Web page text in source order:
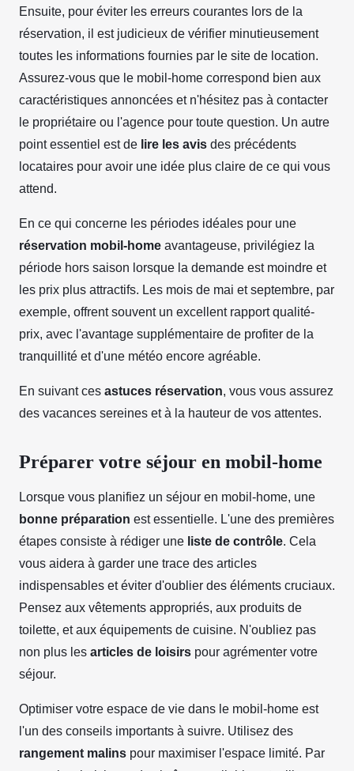
Ensuite, pour éviter les erreurs courantes lors de la
réservation, il est judicieux de vérifier minutieusement
toutes les informations fournies par le site de location.
Assurez-vous que le mobil-home correspond bien aux
caractéristiques annoncées et n'hésitez pas à contacter
le propriétaire ou l'agence pour toute question. Un autre
point essentiel est de lire les avis des précédents
locataires pour avoir une idée plus claire de ce qui vous
attend.
En ce qui concerne les périodes idéales pour une
réservation mobil-home avantageuse, privilégiez la
période hors saison lorsque la demande est moindre et
les prix plus attractifs. Les mois de mai et septembre, par
exemple, offrent souvent un excellent rapport qualité-
prix, avec l'avantage supplémentaire de profiter de la
tranquillité et d'une météo encore agréable.
En suivant ces astuces réservation, vous vous assurez
des vacances sereines et à la hauteur de vos attentes.
Préparer votre séjour en mobil-home
Lorsque vous planifiez un séjour en mobil-home, une
bonne préparation est essentielle. L'une des premières
étapes consiste à rédiger une liste de contrôle. Cela
vous aidera à garder une trace des articles
indispensables et éviter d'oublier des éléments cruciaux.
Pensez aux vêtements appropriés, aux produits de
toilette, et aux équipements de cuisine. N'oubliez pas
non plus les articles de loisirs pour agrémenter votre
séjour.
Optimiser votre espace de vie dans le mobil-home est
l'un des conseils importants à suivre. Utilisez des
rangement malins pour maximiser l'espace limité. Par